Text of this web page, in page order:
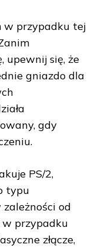
w przypadku tej
upewnij się, że
gniazdo dla
gdy
PS/2,
typu
od
w przypadku
złącze,